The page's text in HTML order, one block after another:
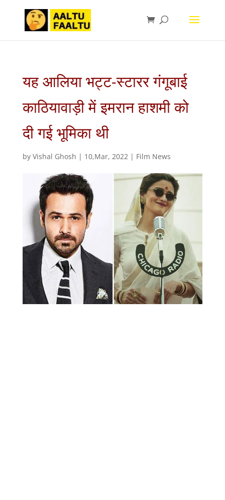
यह आलिया भट्ट-स्टारर गंगूबाई
काठियावाड़ी में इमरान हाशमी को
दी गई भूमिका थी
by Vishal Ghosh | 10,Mar, 2022| Film News